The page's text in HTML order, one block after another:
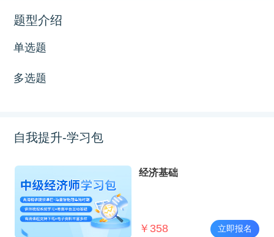
题型介绍
单选题
多选题
自我提升-学习包
经济基础
￥ 358 立即报名